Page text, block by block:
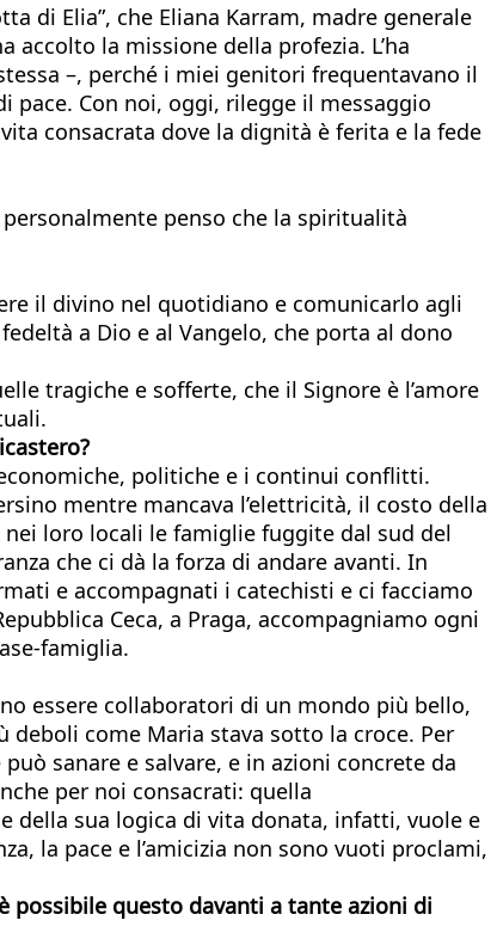
di Elia”, che Eliana Karram, madre generale
accolto la missione della profezia. L’ha
–, perché i miei genitori frequentavano il
Con noi, oggi, rilegge il messaggio
consacrata dove la dignità è ferita e la fede
penso che la spiritualità
il divino nel quotidiano e comunicarlo agli
a Dio e al Vangelo, che porta al dono
tragiche e sofferte, che il Signore è l’amore
politiche e i continui conflitti.
mentre mancava l’elettricità, il costo della
loro locali le famiglie fuggite dal sud del
che ci dà la forza di andare avanti. In
e accompagnati i catechisti e ci facciamo
Ceca, a Praga, accompagniamo ogni
famiglia.
essere collaboratori di un mondo più bello,
deboli come Maria stava sotto la croce. Per
sanare e salvare, e in azioni concrete da
per noi consacrati: quella
della sua logica di vita donata, infatti, vuole e
la pace e l’amicizia non sono vuoti proclami,
possibile questo davanti a tante azioni di